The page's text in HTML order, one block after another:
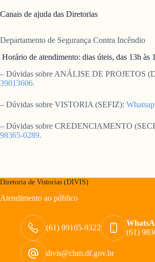
Canais de ajuda das Diretorias
Departamento de Segurança Contra Incêndio
Horário de atendimento: dias úteis, das 13h às
– Dúvidas sobre ANÁLISE DE PROJETOS
39013606.
– Dúvidas sobre VISTORIA (SEFIZ):
– Dúvidas sobre CREDENCIAMENTO
98365-0289.
Diretoria de Vistorias (DIVIS)
Atendimento ao público
(61) 99165-9322
(61)
divis@cbm.df.gov.br